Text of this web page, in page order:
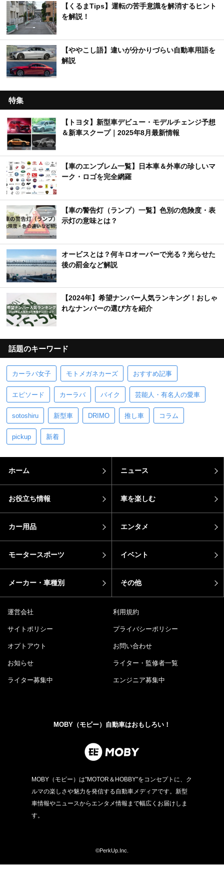
【くるまTips】運転の苦手意識を解消するヒント
を解説！
【ややこし語】違いが分かりづらい自動車用語を
解説
特集
【トヨタ】新型車デビュー・モデルチェンジ予想
＆新車スクープ｜2025年8月最新情報
【車のエンブレム一覧】日本車＆外車の珍しいマ
ーク・ロゴを完全網羅
【車の警告灯（ランプ）一覧】色別の危険度・表
示灯の意味とは？
オービスとは？何キロオーバーで光る？光らせた
後の罰金など解説
【2024年】希望ナンバー人気ランキング！おしゃ
れなナンバーの選び方を紹介
話題のキーワード
カーラバ女子 モトメガネカーズ おすすめ記事
エピソード カーラバ バイク 芸能人・有名人の愛車
sotoshiru 新型車 DRIMO 推し車 コラム
pickup 新着
ホーム ニュース
お役立ち情報 車を楽しむ
カー用品 エンタメ
モータースポーツ イベント
メーカー・車種別 その他
運営会社 利用規約
サイトポリシー プライバシーポリシー
オプトアウト お問い合わせ
お知らせ ライター・監修者一覧
ライター募集中 エンジニア募集中
MOBY（モビー）自動車はおもしろい！
MOBY（モビー）は"MOTOR＆HOBBY"をコンセプトに、ク
ルマの楽しさや魅力を発信する自動車メディアです。新型
車情報やニュースからエンタメ情報まで幅広くお届けしま
す。
©PerkUp.Inc.